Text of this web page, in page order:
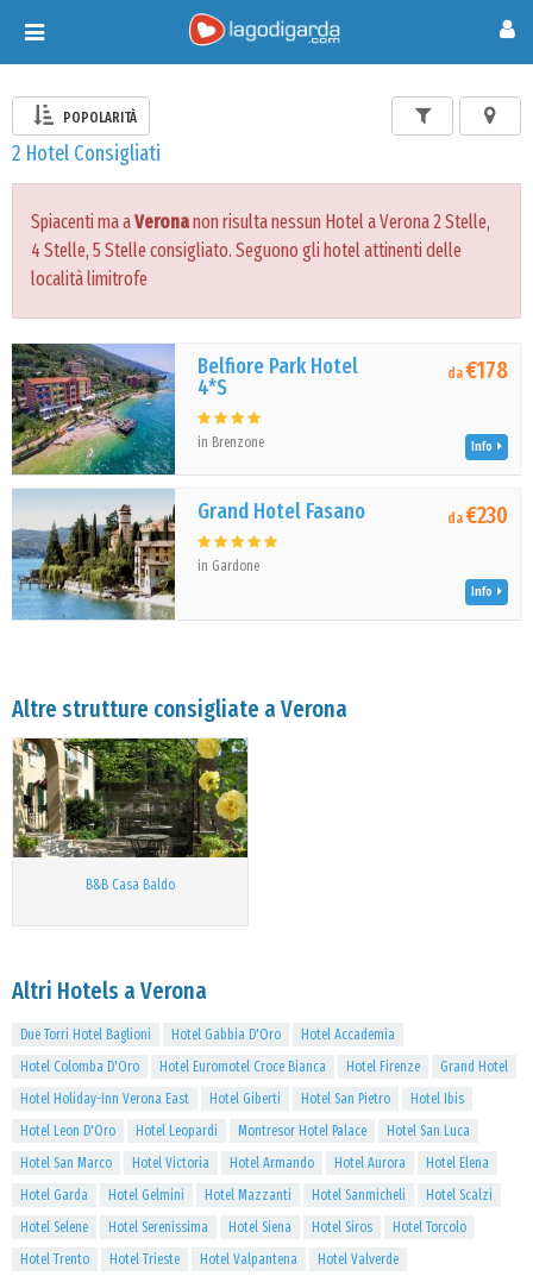
Toggle
navigation
POPOLARITÀ
2 Hotel Consigliati
Spiacenti ma aVeronanon risulta nessun Hotel a Verona 2 Stelle,
4 Stelle, 5 Stelle consigliato. Seguono gli hotel attinenti delle
località limitrofe
Belfiore Park Hotel
4*S
in Brenzone
da€178
Info
Grand Hotel Fasano
in Gardone
da€230
Info
Altre strutture consigliate a Verona
B&B Casa Baldo
Altri Hotels a Verona
Due Torri Hotel Baglioni Hotel Gabbia D'Oro
Hotel Accademia
Hotel Colomba D'Oro
Hotel Euromotel Croce Bianca Hotel Firenze
Grand Hotel
Hotel Holiday-Inn Verona East
Hotel Giberti Hotel San Pietro
Hotel Ibis
Hotel Leon D'Oro
Hotel Leopardi Montresor Hotel Palace
Hotel San Luca
Hotel San Marco
Hotel Victoria Hotel Armando Hotel Aurora
Hotel Elena
Hotel Garda
Hotel Gelmini Hotel Mazzanti Hotel Sanmicheli
Hotel Scalzi
Hotel Selene
Hotel Serenissima Hotel Siena Hotel Siros
Hotel Torcolo
Hotel Trento
Hotel Trieste Hotel Valpantena Hotel Valverde